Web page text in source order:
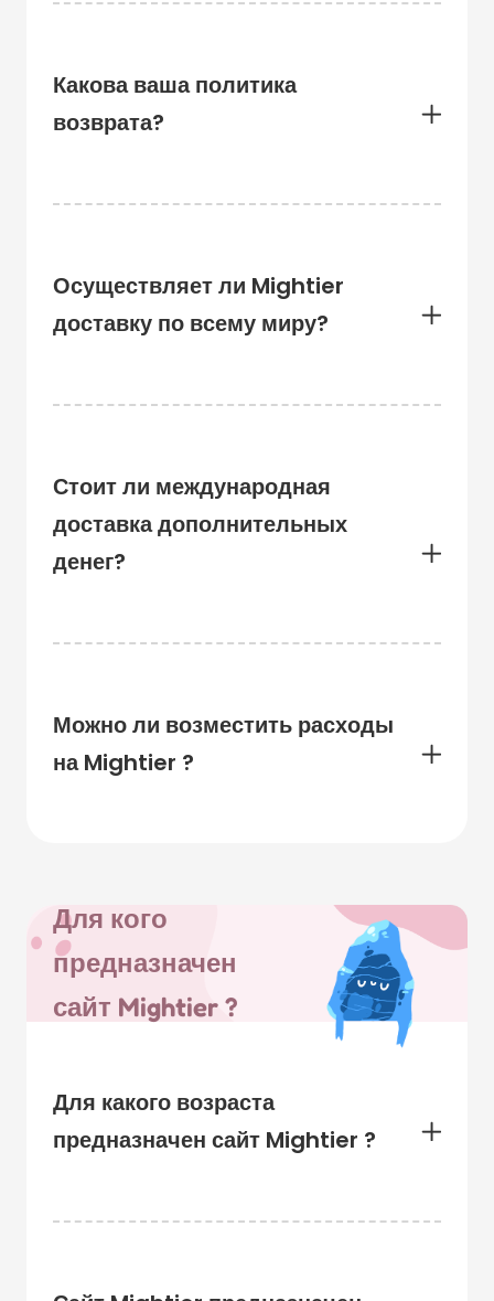
Какова ваша политика
возврата?
Осуществляет ли Mightier
доставку по всему миру?
Стоит ли международная
доставка дополнительных
денег?
Можно ли возместить расходы
на Mightier ?
Для кого
предназначен
сайт Mightier ?
Для какого возраста
предназначен сайт Mightier ?